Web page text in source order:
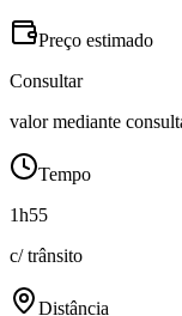
Preço estimado
Consultar
valor mediante
Tempo
1h55
c/ trânsito
Distância